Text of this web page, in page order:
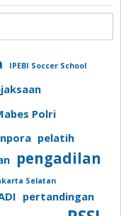
IPEBI Soccer School
Polri
pelatih
pengadilan
Selatan
pertandingan